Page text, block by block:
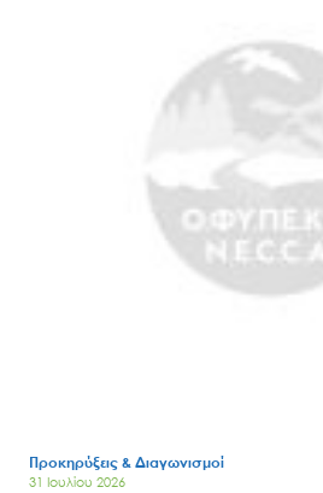
Προκηρύξεις & Διαγωνισμοί
31 Ιουλίου 2026